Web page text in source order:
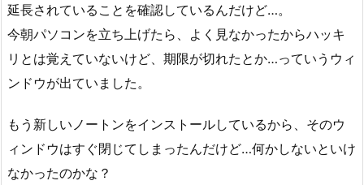
延長されていることを確認しているんだけど…。
今朝パソコンを立ち上げたら、よく見なかったからハッキ
リとは覚えていないけど、期限が切れたとか…っていうウィ
ンドウが出ていました。
もう新しいノートンをインストールしているから、そのウ
ィンドウはすぐ閉じてしまったんだけど…何かしないといけ
なかったのかな？